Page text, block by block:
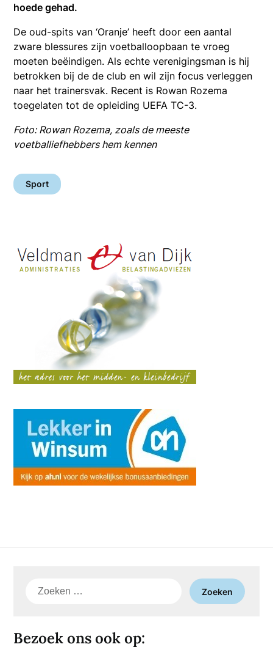
hoede gehad.
De oud-spits van ‘Oranje’ heeft door een aantal
zware blessures zijn voetballoopbaan te vroeg
moeten beëindigen. Als echte verenigingsman is hij
betrokken bij de de club en wil zijn focus verleggen
naar het trainersvak. Recent is Rowan Rozema
toegelaten tot de opleiding UEFA TC-3.
Foto: Rowan Rozema, zoals de meeste
voetballiefhebbers hem kennen
Sport
Zoeken
Bezoek ons ook op: